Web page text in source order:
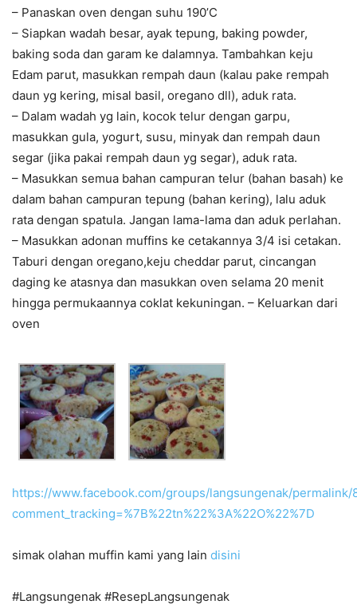
– Panaskan oven dengan suhu 190’C
– Siapkan wadah besar, ayak tepung, baking powder,
baking soda dan garam ke dalamnya. Tambahkan keju
Edam parut, masukkan rempah daun (kalau pake rempah
daun yg kering, misal basil, oregano dll), aduk rata.
– Dalam wadah yg lain, kocok telur dengan garpu,
masukkan gula, yogurt, susu, minyak dan rempah daun
segar (jika pakai rempah daun yg segar), aduk rata.
– Masukkan semua bahan campuran telur (bahan basah) ke
dalam bahan campuran tepung (bahan kering), lalu aduk
rata dengan spatula. Jangan lama-lama dan aduk perlahan.
– Masukkan adonan muffins ke cetakannya 3/4 isi cetakan.
Taburi dengan oregano,keju cheddar parut, cincangan
daging ke atasnya dan masukkan oven selama 20 menit
hingga permukaannya coklat kekuningan. – Keluarkan dari
oven
https://www.facebook.com/groups/langsungenak/permalink/
comment_tracking=%7B%22tn%22%3A%22O%22%7D
simak olahan muffin kami yang lain disini
#Langsungenak #ResepLangsungenak